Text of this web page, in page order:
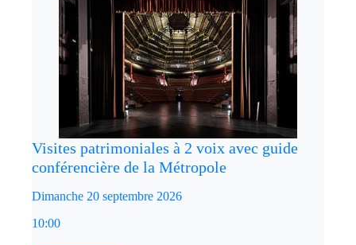
Visites patrimoniales à 2 voix avec guide
conférencière de la Métropole
Dimanche 20 septembre 2026
10:00